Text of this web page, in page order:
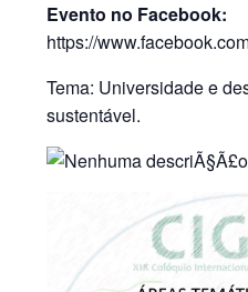
Evento no Facebook:
https://
Tema: Universidade e
sustentável.